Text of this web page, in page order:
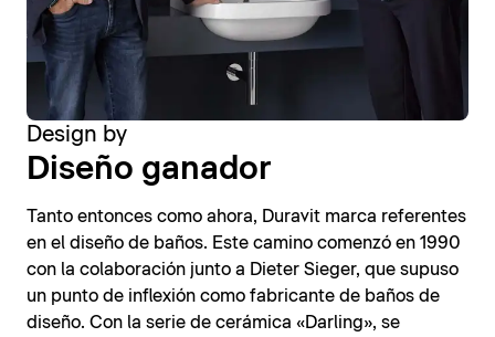
Design by
Diseño ganador
Tanto entonces como ahora, Duravit marca referentes
en el diseño de baños. Este camino comenzó en 1990
con la colaboración junto a Dieter Sieger, que supuso
un punto de inflexión como fabricante de baños de
diseño. Con la serie de cerámica «Darling», se